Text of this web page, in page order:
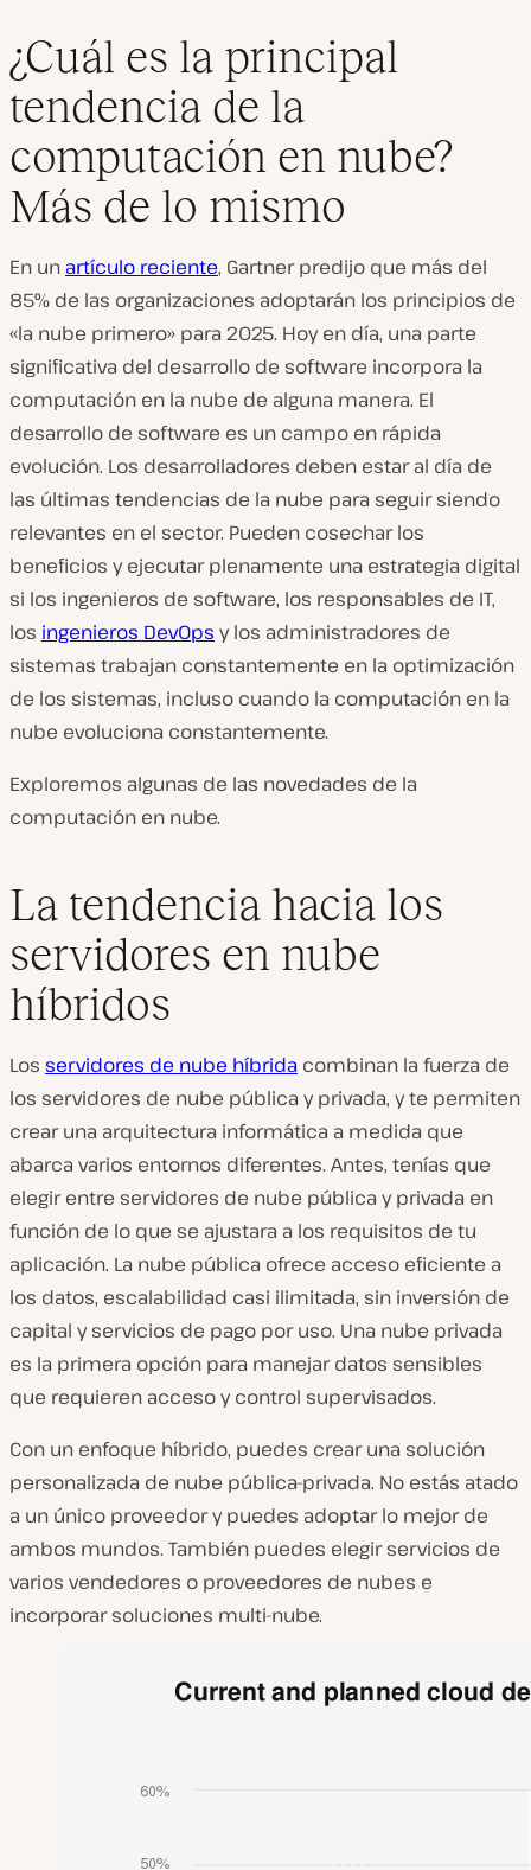
¿Cuál es la principal
tendencia de la
computación en nube?
Más de lo mismo
En un artículo reciente, Gartner predijo que más del
85% de las organizaciones adoptarán los principios de
«la nube primero» para 2025. Hoy en día, una parte
significativa del desarrollo de software incorpora la
computación en la nube de alguna manera. El
desarrollo de software es un campo en rápida
evolución. Los desarrolladores deben estar al día de
las últimas tendencias de la nube para seguir siendo
relevantes en el sector. Pueden cosechar los
beneficios y ejecutar plenamente una estrategia digital
si los ingenieros de software, los responsables de IT,
los ingenieros DevOps y los administradores de
sistemas trabajan constantemente en la optimización
de los sistemas, incluso cuando la computación en la
nube evoluciona constantemente.
Exploremos algunas de las novedades de la
computación en nube.
La tendencia hacia los
servidores en nube
híbridos
Los servidores de nube híbrida combinan la fuerza de
los servidores de nube pública y privada, y te permiten
crear una arquitectura informática a medida que
abarca varios entornos diferentes. Antes, tenías que
elegir entre servidores de nube pública y privada en
función de lo que se ajustara a los requisitos de tu
aplicación. La nube pública ofrece acceso eficiente a
los datos, escalabilidad casi ilimitada, sin inversión de
capital y servicios de pago por uso. Una nube privada
es la primera opción para manejar datos sensibles
que requieren acceso y control supervisados.
Con un enfoque híbrido, puedes crear una solución
personalizada de nube pública-privada. No estás atado
a un único proveedor y puedes adoptar lo mejor de
ambos mundos. También puedes elegir servicios de
varios vendedores o proveedores de nubes e
incorporar soluciones multi-nube.